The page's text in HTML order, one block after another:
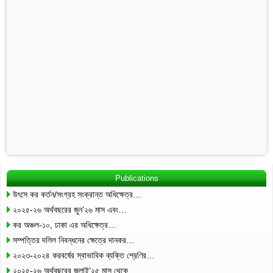
Publications
উৎসে কর কর্তন/সংগ্রহ সংক্রান্ত অধিক্ষেত্র…
২০২৫-২৬ অর্থবছরের জুন’২৬ মাস এবং…
কর অঞ্চল-১০, ঢাকা এর অধিক্ষেত্র…
সম্পত্তির দলিল নিবন্ধনের ক্ষেত্রে দানকর…
২০২৩-২০২৪ করবর্ষের স্বাভাবিক ব্যক্তি শ্রেণির…
২০২৫-২৬ অর্থবছরের জুলাই’২৫ মাস থেকে…